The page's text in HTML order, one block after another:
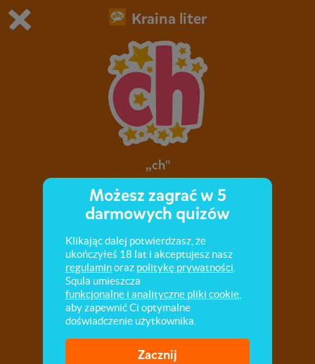
Grasz w wersję demonstracyjną Squli
Kup teraz!
0
Kraina liter
„ch"
Zasady pisowni „ch".
Możesz zagrać w 5
darmowych quizów
Klikając dalej potwierdzasz, że
ukończyłeś 18 lat i akceptujesz nasz
regulaminoraz politykę prywatności
Squla umieszcza
funkcjonalne i analityczne pliki cookie
aby zapewnić Ci optymalne
doświadczenie użytkownika.
Zacznij